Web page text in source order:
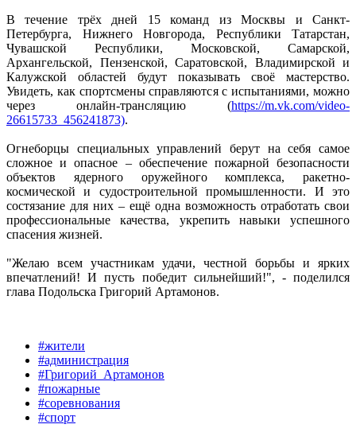
В течение трёх дней 15 команд из Москвы и Санкт-
Петербурга, Нижнего Новгорода, Республики Татарстан,
Чувашской Республики, Московской, Самарской,
Архангельской, Пензенской, Саратовской, Владимирской и
Калужской областей будут показывать своё мастерство.
Увидеть, как спортсмены справляются с испытаниями, можно
через онлайн-трансляцию (https://m.vk.com/video-
26615733_456241873).
Огнеборцы специальных управлений берут на себя самое
сложное и опасное – обеспечение пожарной безопасности
объектов ядерного оружейного комплекса, ракетно-
космической и судостроительной промышленности. И это
состязание для них – ещё одна возможность отработать свои
профессиональные качества, укрепить навыки успешного
спасения жизней.
"Желаю всем участникам удачи, честной борьбы и ярких
впечатлений! И пусть победит сильнейший!", - поделился
глава Подольска Григорий Артамонов.
#жители
#администрация
#Григорий_Артамонов
#пожарные
#соревнования
#спорт